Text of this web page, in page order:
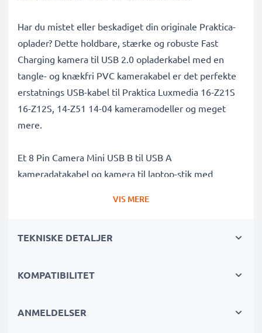
Har du mistet eller beskadiget din originale Praktica-
oplader? Dette holdbare, stærke og robuste Fast
Charging kamera til USB 2.0 opladerkabel med en
tangle- og knækfri PVC kamerakabel er det perfekte
erstatnings USB-kabel til Praktica Luxmedia 16-Z21S
16-Z12S, 14-Z51 14-04 kameramodeller og meget
mere.
Et 8 Pin Camera Mini USB B til USB A
kameradatakabel og kamera til laptop-stik med
overførselskabel det muligt at overføre videoer og
USB-kompatibel computer, USB-hub eller
VIS MERE
TEKNISKE DETALJER
KOMPATIBILITET
ANMELDELSER